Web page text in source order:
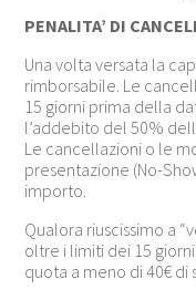
PENALITA’ DI
Una volta versata la
rimborsabile. Le
15 giorni prima della
l’addebito del 50%
Le cancellazioni o le
presentazione (No-
importo.
Qualora riuscissimo a
oltre i limiti dei 15
quota a meno di 40€ di